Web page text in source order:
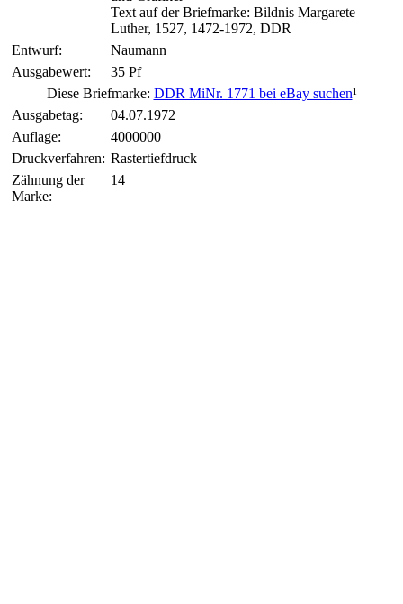
Text auf der Briefmarke: Bildnis Margarete
Luther, 1527, 1472-1972, DDR
Entwurf:
Naumann
Ausgabewert:
35 Pf
Diese Briefmarke: DDR MiNr. 1771 bei eBay suchen¹
Ausgabetag:
04.07.1972
Auflage:
4000000
Druckverfahren: Rastertiefdruck
Zähnung der
Marke:
14